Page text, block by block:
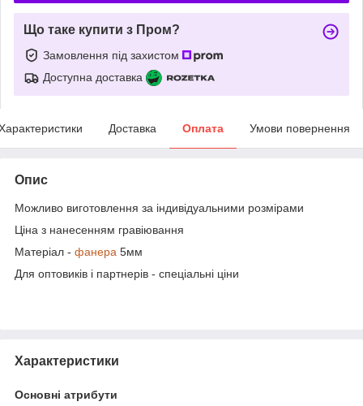
Що таке купити з Пром?
Замовлення під захистом
Доступна доставка
Доставка Оплата Умови повернення
Опис
Можливо виготовлення за індивідуальними розмірами
Ціна з нанесенням гравіювання
Матеріал - фанера 5мм
Для оптовиків і партнерів - спеціальні ціни
Характеристики
Основні атрибути